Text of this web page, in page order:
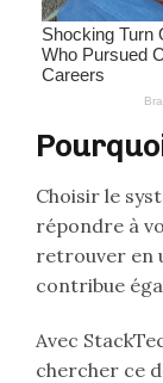
Choisir le
répondre à
retrouver en
contribue
Avec
chercher ce